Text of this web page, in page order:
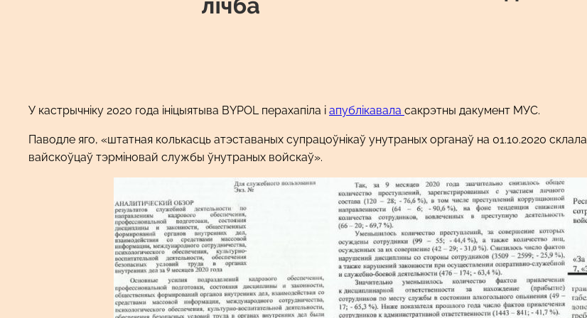
У кастрычніку 2020 года ініцыятыва BYPOL перахапіла і апублікавала сакрэтны дакумент МУС.
Паводле яго, «штатная колькасць атэставаных супрацоўнікаў унутраных органаў на 01.10.2020 склала
вайскоўцаў тэрміновай службы ўнутраных войскаў».